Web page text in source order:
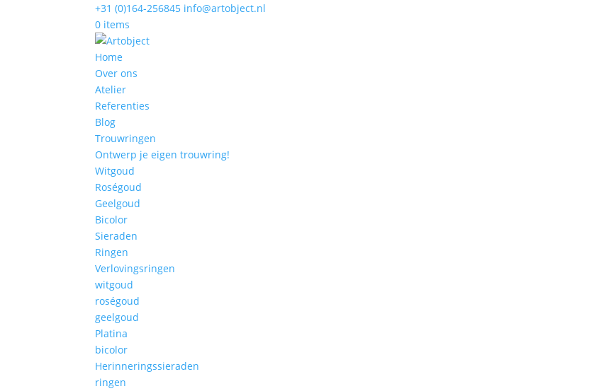
+31 (0)164-256845 info@artobject.nl
0 items
Home
Over ons
Atelier
Referenties
Blog
Trouwringen
Ontwerp je eigen trouwring!
Witgoud
Roségoud
Geelgoud
Bicolor
Sieraden
Ringen
Verlovingsringen
witgoud
roségoud
geelgoud
Platina
bicolor
Herinneringssieraden
ringen